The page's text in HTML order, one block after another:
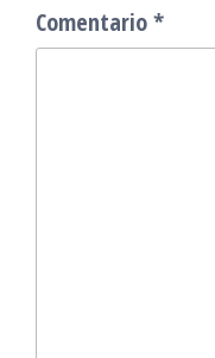
Comentario*